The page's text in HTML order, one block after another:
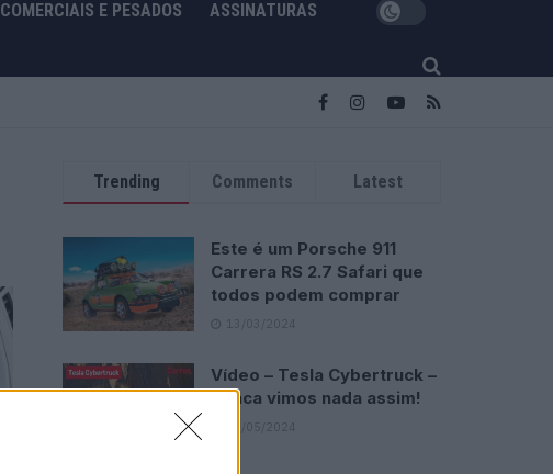
COMERCIAIS E PESADOS ASSINATURAS
Trending Comments Latest
Este é um Porsche 911
Carrera RS 2.7 Safari que
todos podem comprar
13/03/2024
Vídeo – Tesla Cybertruck –
Nunca vimos nada assim!
13/05/2024